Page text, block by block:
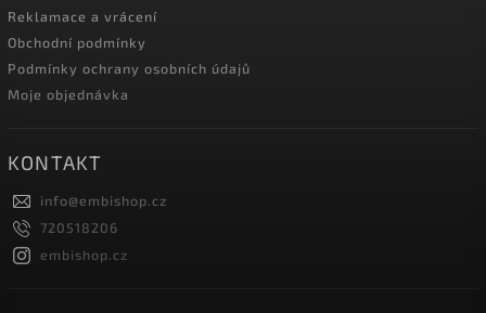
Reklamace a vrácení
Obchodní podmínky
Podmínky ochrany osobních údajů
Moje objednávka
KONTAKT
info@embishop.cz
720518206
embishop.cz